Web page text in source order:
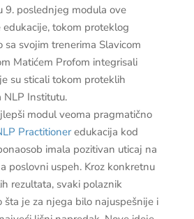
9. poslednjeg modula ove
tokom proteklog
sa svojim trenerima Slavicom
Matićem Profom integrisali
su sticali tokom proteklih
NLP Institutu.
modul veoma pragmatično
Practitioneredukacija kod
imala pozitivan uticaj na
poslovni uspeh. Kroz konkretnu
rezultata, svaki polaznik
šta je za njega bilo najuspešnije i